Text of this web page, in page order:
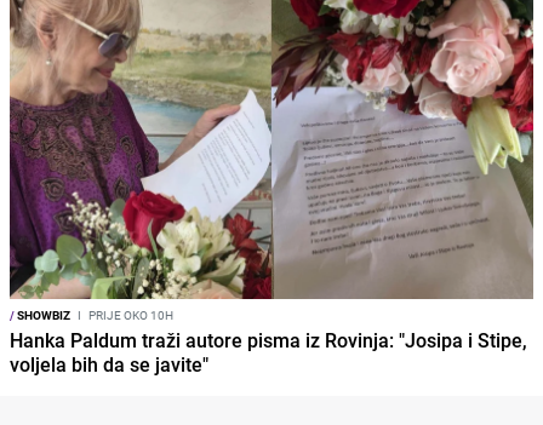
/SHOWBIZ I PRIJE OKO 10H
Hanka Paldum traži autore pisma iz Rovinja: "Josipa i Stipe,
voljela bih da se javite"